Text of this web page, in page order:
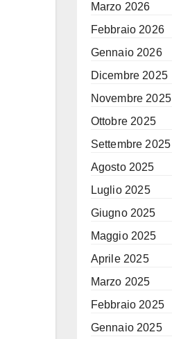
Marzo 2026
Febbraio 2026
Gennaio 2026
Dicembre 2025
Novembre 2025
Ottobre 2025
Settembre 2025
Agosto 2025
Luglio 2025
Giugno 2025
Maggio 2025
Aprile 2025
Marzo 2025
Febbraio 2025
Gennaio 2025